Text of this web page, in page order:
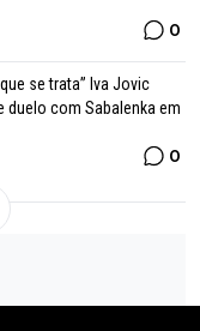
0
se trata” Iva Jovic
duelo com Sabalenka em
0